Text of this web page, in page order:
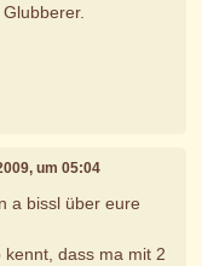
um 05:04
a bissl über eure
dass ma mit 2